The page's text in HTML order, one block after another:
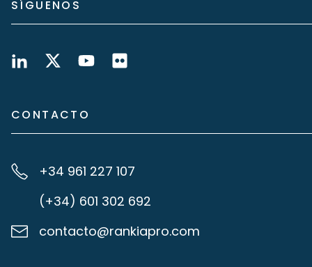
SÍGUENOS
CONTACTO
+34 961 227 107
(+34) 601 302 692
contacto@rankiapro.com